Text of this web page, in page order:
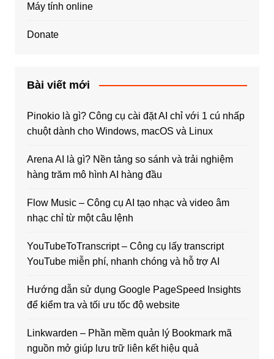
Máy tính online
Donate
Bài viết mới
Pinokio là gì? Công cụ cài đặt AI chỉ với 1 cú nhấp
chuột dành cho Windows, macOS và Linux
Arena AI là gì? Nền tảng so sánh và trải nghiệm
hàng trăm mô hình AI hàng đầu
Flow Music – Công cụ AI tạo nhạc và video âm
nhạc chỉ từ một câu lệnh
YouTubeToTranscript – Công cụ lấy transcript
YouTube miễn phí, nhanh chóng và hỗ trợ AI
Hướng dẫn sử dụng Google PageSpeed Insights
để kiểm tra và tối ưu tốc độ website
Linkwarden – Phần mềm quản lý Bookmark mã
nguồn mở giúp lưu trữ liên kết hiệu quả